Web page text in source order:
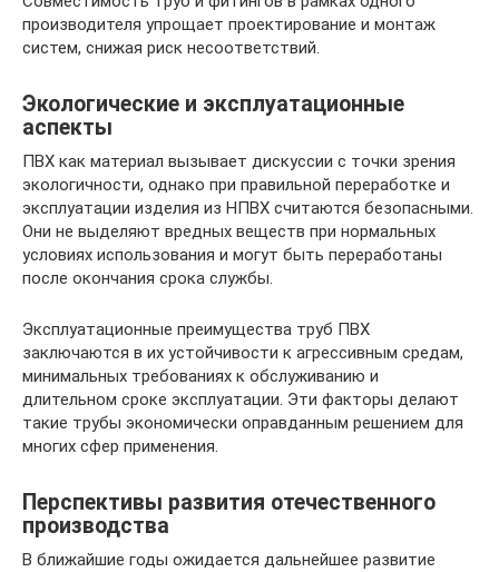
производителя упрощает проектирование и монтаж
систем, снижая риск несоответствий.
Экологические и эксплуатационные
аспекты
ПВХ как материал вызывает дискуссии с точки зрения
экологичности, однако при правильной переработке и
эксплуатации изделия из НПВХ считаются безопасными.
Они не выделяют вредных веществ при нормальных
условиях использования и могут быть переработаны
после окончания срока службы.
Эксплуатационные преимущества труб ПВХ
заключаются в их устойчивости к агрессивным средам,
минимальных требованиях к обслуживанию и
длительном сроке эксплуатации. Эти факторы делают
такие трубы экономически оправданным решением для
многих сфер применения.
Перспективы развития отечественного
производства
В ближайшие годы ожидается дальнейшее развитие